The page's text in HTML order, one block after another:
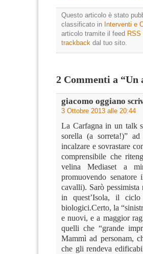
Questo articolo è stato
classificato in Interventi e
articolo tramite il feed RSS
trackback dal tuo sito.
2 Commenti a
giacomo oggiano
3 Ottobre 2013 alle 20:44
La Carfagna in un talk
sorella (a sorreta!)”
incalzare e sovrastare
comprensibile che
velina Mediaset a
promuovendo
cavalli). Sarò
in quest’Isola, il
biologici.Certo, la
e nuovi, e a maggior
quelli che “grande
Mammì ad personam,
che gli rendeva